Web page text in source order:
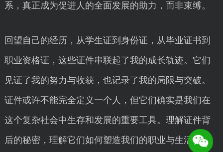
系，真正成为促进人的全面发展的助力，而非束缚。
回望自己的经历，从学生证到身份证，从毕业证书到
职业资格证，这些证件串联起了我的成长轨迹。它们
见证了我的努力与收获，也记录了我的局限与突破。
证件或许不能完全定义一个人，但它们确实是我们在
这个复杂社会中生存和发展的重要工具。理解证件背
后的秘密，理解它们如何塑造我们的职业与生活，或